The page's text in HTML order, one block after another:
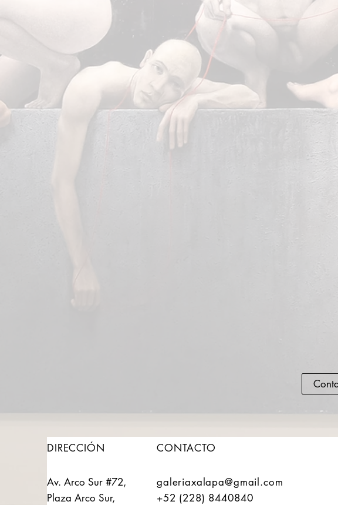
DIRECCIÓN CONTACTO
Av. Arco Sur #72,
Plaza Arco Sur,
galeriaxalapa@gmail.com
+52 (228) 8440840